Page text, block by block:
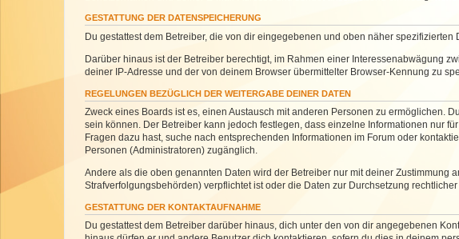
GESTATTUNG DER DATENSPEICHERUNG
Du gestattest dem Betreiber, die von dir eingegebenen und oben näher
Darüber hinaus ist der Betreiber berechtigt, im Rahmen einer Interessenabwägung
deiner IP-Adresse und der von deinem Browser übermittelter Browser-Kennung zu
REGELUNGEN BEZÜGLICH DER WEITERGABE DEINER DATEN
Zweck eines Boards ist es, einen Austausch mit anderen Personen zu ermöglichen.
sein können. Der Betreiber kann jedoch festlegen, dass einzelne Informationen nur
Fragen dazu hast, suche nach entsprechenden Informationen im Forum oder
Personen (Administratoren) zugänglich.
Andere als die oben genannten Daten wird der Betreiber nur mit deiner Zustimmung
Strafverfolgungsbehörden) verpflichtet ist oder die Daten zur Durchsetzung
GESTATTUNG DER KONTAKTAUFNAHME
Du gestattest dem Betreiber darüber hinaus, dich unter den von dir angegebenen